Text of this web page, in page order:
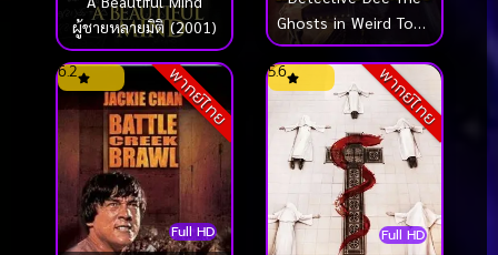
ผู้ชายหลายมิติ (2001)
Ghosts in Weird Town
ตี๋เหรินเจี๋ย เมืองผี
ซากศพ (2025)
พากย์ไทย
Full HD
6.2 พากย์ไทย
Full HD
5.6